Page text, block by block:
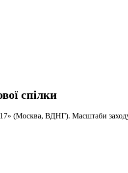
спілки
(Москва, ВДНГ). Масштаби